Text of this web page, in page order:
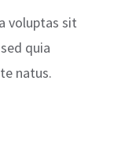
voluptas sit
quia
natus.